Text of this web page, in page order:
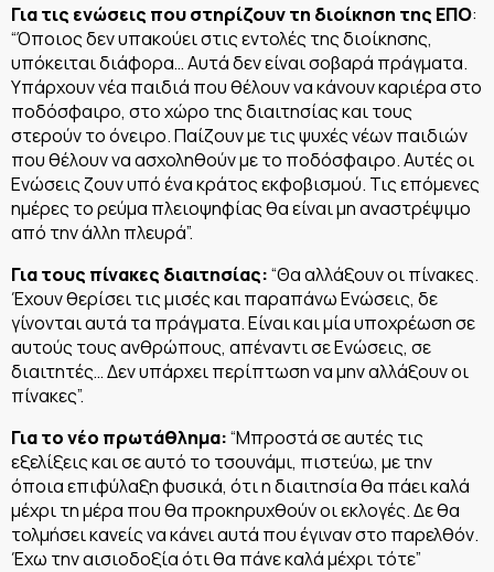
Για τις ενώσεις που στηρίζουν τη διοίκηση της ΕΠΟ:
“Όποιος δεν υπακούει στις εντολές της διοίκησης,
υπόκειται διάφορα… Αυτά δεν είναι σοβαρά πράγματα.
Υπάρχουν νέα παιδιά που θέλουν να κάνουν καριέρα στο
ποδόσφαιρο, στο χώρο της διαιτησίας και τους
στερούν το όνειρο. Παίζουν με τις ψυχές νέων παιδιών
που θέλουν να ασχοληθούν με το ποδόσφαιρο. Αυτές οι
Ενώσεις ζουν υπό ένα κράτος εκφοβισμού. Τις επόμενες
ημέρες το ρεύμα πλειοψηφίας θα είναι μη αναστρέψιμο
από την άλλη πλευρά”.
Για τους πίνακες διαιτησίας:“Θα αλλάξουν οι πίνακες.
Έχουν θερίσει τις μισές και παραπάνω Ενώσεις, δε
γίνονται αυτά τα πράγματα. Είναι και μία υποχρέωση σε
αυτούς τους ανθρώπους, απέναντι σε Ενώσεις, σε
διαιτητές… Δεν υπάρχει περίπτωση να μην αλλάξουν οι
πίνακες”.
Για το νέο πρωτάθλημα:“Μπροστά σε αυτές τις
εξελίξεις και σε αυτό το τσουνάμι, πιστεύω, με την
όποια επιφύλαξη φυσικά, ότι η διαιτησία θα πάει καλά
μέχρι τη μέρα που θα προκηρυχθούν οι εκλογές. Δε θα
τολμήσει κανείς να κάνει αυτά που έγιναν στο παρελθόν.
Έχω την αισιοδοξία ότι θα πάνε καλά μέχρι τότε”